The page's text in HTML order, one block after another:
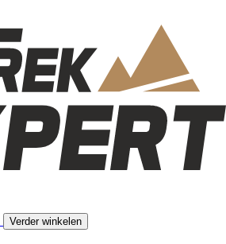
Verder winkelen